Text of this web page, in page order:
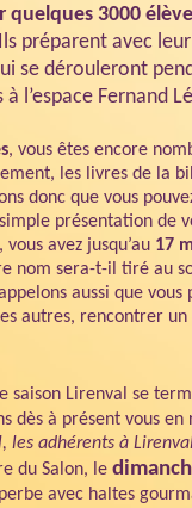
quelques 3000
préparent avec
se dérouleront
à l’espace Fernand
, vous êtes encore
les livres de la
donc que vous
présentation de
avez jusqu’au 17
nom sera-t-il tiré au
aussi que
autres, rencontrer
saison Lirenval se
dès à présent vous
les adhérents à
du Salon, le
avec haltes